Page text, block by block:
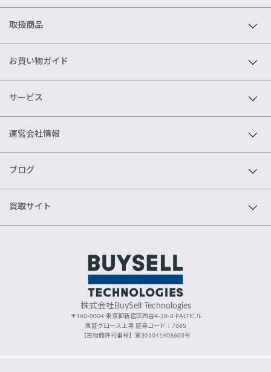
取扱商品
お買い物ガイド
サービス
運営会社情報
ブログ
買取サイト
株式会社BuySell Technologies
〒160-0004 東京都新宿区四谷4-28-8 PALTビル
東証グロース上場 証券コード：7685
【古物商許可番号】第301041408603号